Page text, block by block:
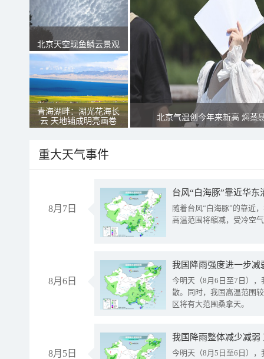
北京天空现鱼鳞云景观
青海湖畔：湖光花海长
云 天地铺成明亮画卷
北京气温创今年来新高 焖蒸
重大天气事件
8月7日
台风“白海豚”靠近华
随着台风“白海豚”的靠近
高温范围将缩减，受冷空
8月6日
今明天（8月6日至7日）
散。同时，我国高温范围
区将有大范围桑拿天。
8月5日
我国降雨整体减少减弱
今明天（8月5日至6日）